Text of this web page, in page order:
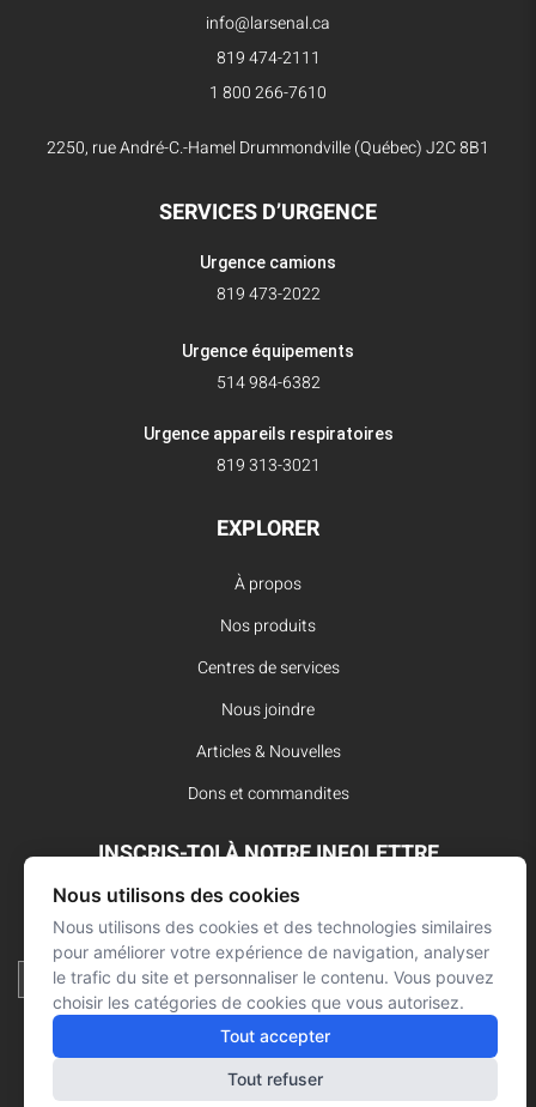
info@larsenal.ca
819 474-2111
1 800 266-7610
2250, rue André-C.-Hamel Drummondville (Québec) J2C 8B1
SERVICES D’URGENCE
Urgence camions
819 473-2022
Urgence équipements
514 984-6382
Urgence appareils respiratoires
819 313-3021
EXPLORER
À propos
Nos produits
Centres de services
Nous joindre
Articles & Nouvelles
Dons et commandites
INSCRIS-TOI À NOTRE INFOLETTRE
Reste à l’affût des dernières innovations pour vos interventions
d’urgence et ne manque aucune nouvelle de L’Arsenal.
Nous utilisons des cookies
Nous utilisons des cookies et des technologies similaires
pour améliorer votre expérience de navigation, analyser
le trafic du site et personnaliser le contenu. Vous pouvez
choisir les catégories de cookies que vous autorisez.
Tout accepter
Tout refuser